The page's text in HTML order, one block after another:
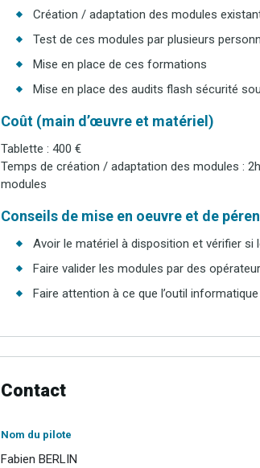
Création / adaptation des modules
Test de ces modules par plusieurs
Mise en place de ces formations
Mise en place des audits flash sécurité
Coût (main d’œuvre et matériel)
Tablette : 400 €
Temps de création / adaptation des modules :
modules
Conseils de mise en oeuvre et de
Avoir le matériel à disposition et vérifier si
Faire valider les modules par des
Faire attention à ce que l’outil
Contact
Nom du pilote
Fabien BERLIN